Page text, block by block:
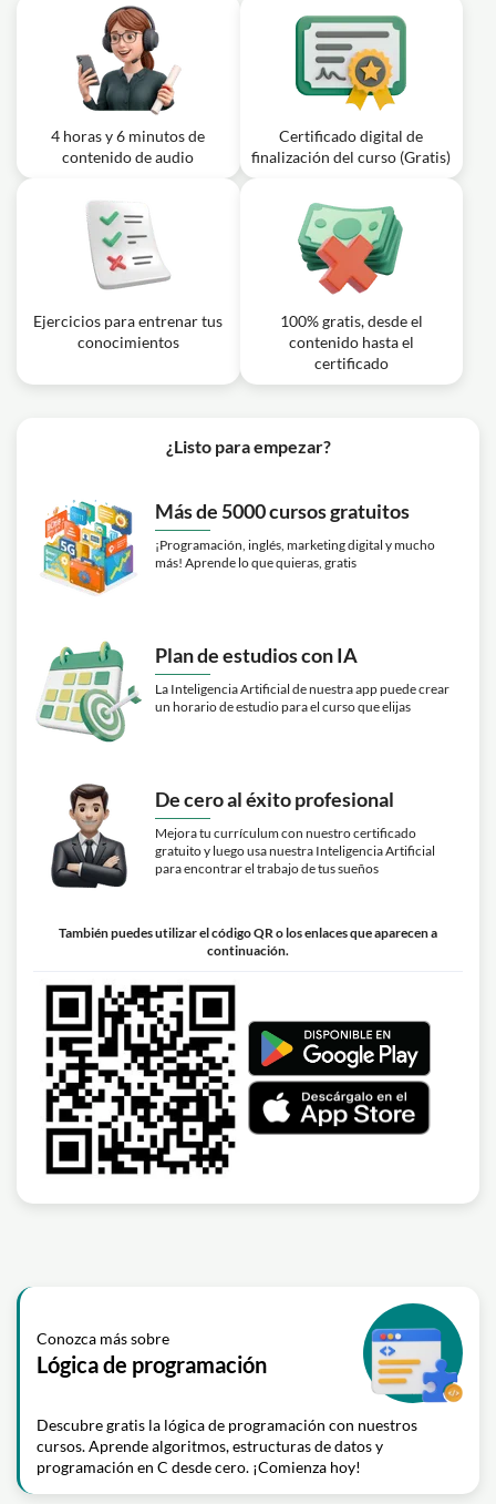
4 horas y 6 minutos de
contenido de audio
Certificado digital de
finalización del curso (Gratis)
Ejercicios para entrenar tus
conocimientos
100% gratis, desde el
contenido hasta el
certificado
¿Listo para empezar?
Más de 5000 cursos gratuitos
¡Programación, inglés, marketing digital y mucho
más! Aprende lo que quieras, gratis
Plan de estudios con IA
La Inteligencia Artificial de nuestra app puede crear
un horario de estudio para el curso que elijas
De cero al éxito profesional
Mejora tu currículum con nuestro certificado
gratuito y luego usa nuestra Inteligencia Artificial
para encontrar el trabajo de tus sueños
También puedes utilizar el código QR o los enlaces que aparecen a
continuación.
Conozca más sobre
Lógica de programación
Descubre gratis la lógica de programación con nuestros
cursos. Aprende algoritmos, estructuras de datos y
programación en C desde cero. ¡Comienza hoy!